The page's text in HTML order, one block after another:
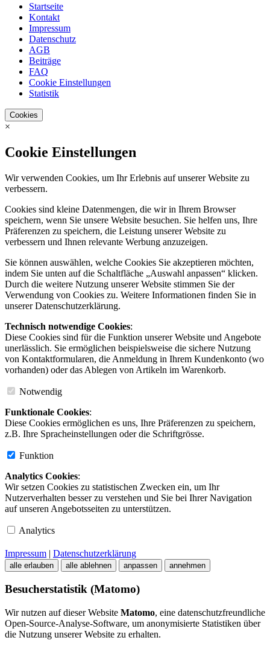
Startseite
Kontakt
Impressum
Datenschutz
AGB
Beiträge
FAQ
Cookie Einstellungen
Statistik
Cookies
×
Cookie Einstellungen
Wir verwenden Cookies, um Ihr Erlebnis auf unserer Website zu
verbessern.
Cookies sind kleine Datenmengen, die wir in Ihrem Browser
speichern, wenn Sie unsere Website besuchen. Sie helfen uns, Ihre
Präferenzen zu speichern, die Leistung unserer Website zu
verbessern und Ihnen relevante Werbung anzuzeigen.
Sie können auswählen, welche Cookies Sie akzeptieren möchten,
indem Sie unten auf die Schaltfläche „Auswahl anpassen“ klicken.
Durch die weitere Nutzung unserer Website stimmen Sie der
Verwendung von Cookies zu. Weitere Informationen finden Sie in
unserer Datenschutzerklärung.
Technisch notwendige Cookies:
Diese Cookies sind für die Funktion unserer Website und Angebote
unerlässlich. Sie ermöglichen beispielsweise die sichere Nutzung
von Kontaktformularen, die Anmeldung in Ihrem Kundenkonto (wo
vorhanden) oder das Ablegen von Artikeln im Warenkorb.
Notwendig
Funktionale Cookies:
Diese Cookies ermöglichen es uns, Ihre Präferenzen zu speichern,
z.B. Ihre Spracheinstellungen oder die Schriftgrösse.
Funktion
Analytics Cookies:
Wir setzen Cookies zu statistischen Zwecken ein, um Ihr
Nutzerverhalten besser zu verstehen und Sie bei Ihrer Navigation
auf unseren Angebotsseiten zu unterstützen.
Analytics
Impressum | Datenschutzerklärung
alle erlauben alle ablehnen anpassen annehmen
Besucherstatistik (Matomo)
Wir nutzen auf dieser Website Matomo, eine datenschutzfreundliche
Open-Source-Analyse-Software, um anonymisierte Statistiken über
die Nutzung unserer Website zu erhalten.